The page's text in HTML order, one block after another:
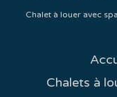
Chalet à louer avec spa
Chalets à